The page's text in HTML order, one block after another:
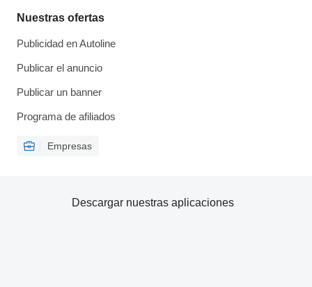
Nuestras ofertas
Publicidad en Autoline
Publicar el anuncio
Publicar un banner
Programa de afiliados
Empresas
Descargar nuestras aplicaciones